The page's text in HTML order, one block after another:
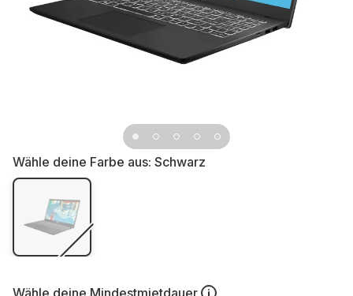
Wähle deine Farbe aus: Schwarz
Wähle deine Mindestmietdauer